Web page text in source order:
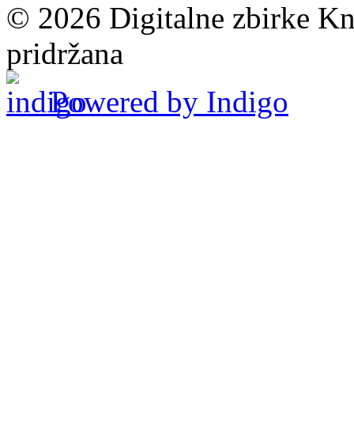
© 2026 Digitalne zbirke
pridržana
Powered by Indigo